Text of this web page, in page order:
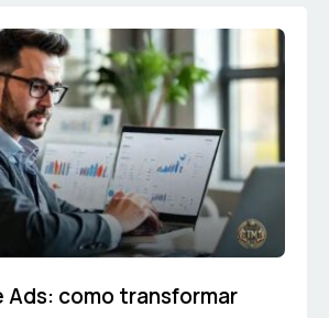
Ads: como transformar